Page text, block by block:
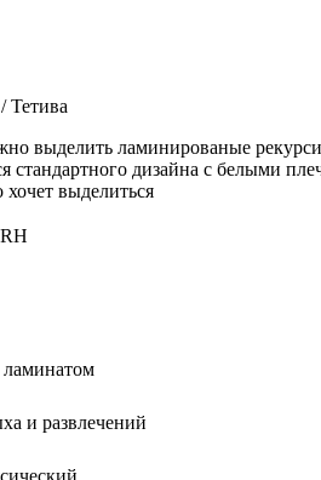
Тетива
выделить ламинированые
стандартного дизайна с белыми
выделиться
ламинатом
и развлечений